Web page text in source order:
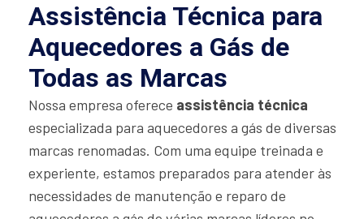
Assistência Técnica para
Aquecedores a Gás de
Todas as Marcas
Nossa empresa oferece assistência técnica
especializada para aquecedores a gás de diversas
marcas renomadas. Com uma equipe treinada e
experiente, estamos preparados para atender às
necessidades de manutenção e reparo de